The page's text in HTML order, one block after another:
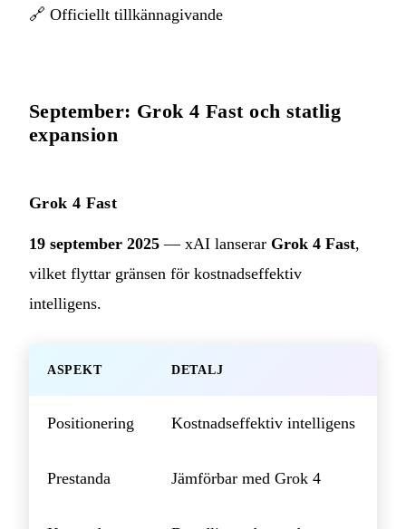
🔗 Officiellt tillkännagivande
September: Grok 4 Fast och statlig
expansion
Grok 4 Fast
19 september 2025 — xAI lanserar Grok 4 Fast,
vilket flyttar gränsen för kostnadseffektiv
intelligens.
ASPEKT DETALJ
Positionering Kostnadseffektiv intelligens
Prestanda Jämförbar med Grok 4